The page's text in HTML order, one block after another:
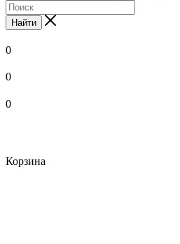
Найти
0
0
0
Корзина